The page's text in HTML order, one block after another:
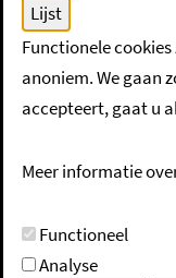
Lijst
Functionele
anoniem. We gaan
accepteert, gaat u
Meer informatie
Functioneel
Analyse